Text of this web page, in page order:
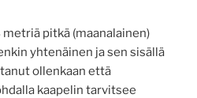
metriä pitkä (maanalainen)
yhtenäinen ja sen sisällä
ollenkaan että
kaapelin tarvitsee